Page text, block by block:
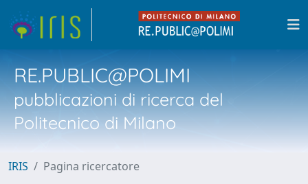
RE.PUBLIC@POLIMI
pubblicazioni di ricerca del
Politecnico di Milano
IRIS Pagina ricercatore